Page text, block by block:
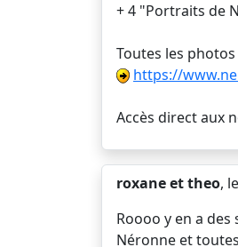
+ 4 "Portraits de
Toutes les
https://
Accès direct aux
roxane et theo,
Roooo y en a des
Néronne et